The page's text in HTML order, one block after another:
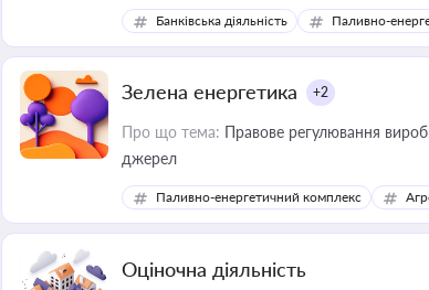
Банківська діяльність Паливно-
Зелена енергетика +2
Про що тема: Правове регулювання
джерел
Паливно-енергетичний комплекс
Оціночна діяльність